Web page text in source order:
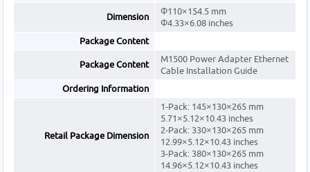
Dimension
Φ110×154.5 mm
Φ4.33×6.08 inches
Package Content
Package Content
M1500 Power Adapter Ethernet
Cable Installation Guide
Ordering Information
Retail Package Dimension
1-Pack: 145×130×265 mm
5.71×5.12×10.43 inches
2-Pack: 330×130×265 mm
12.99×5.12×10.43 inches
3-Pack: 380×130×265 mm
14.96×5.12×10.43 inches